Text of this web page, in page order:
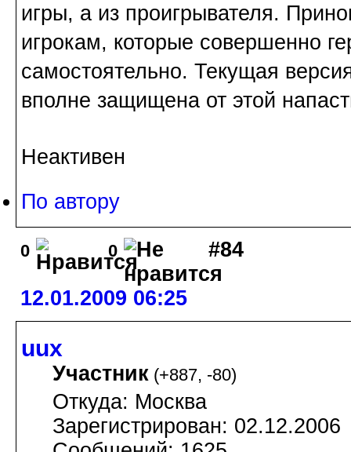
игры, а из проигрывателя.
игрокам, которые совершенно
самостоятельно. Текущая
вполне защищена от этой
Неактивен
По автору
0 0 #84
12.01.2009 06:25
uux
Участник (+887, -80)
Откуда: Москва
Зарегистрирован: 02.12.2006